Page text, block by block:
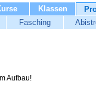
Klassen
Fasching
Aufbau!